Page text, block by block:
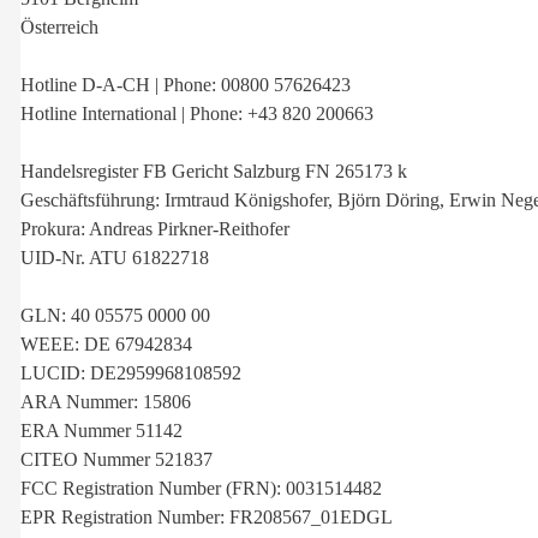
Österreich
Hotline D-A-CH | Phone: 00800 57626423
Hotline International | Phone: +43 820 200663
Handelsregister FB Gericht Salzburg FN 265173 k
Geschäftsführung: Irmtraud Königshofer, Björn Döring, Erwin
Prokura: Andreas Pirkner-Reithofer
UID-Nr. ATU 61822718
GLN: 40 05575 0000 00
WEEE: DE 67942834
LUCID: DE2959968108592
ARA Nummer: 15806
ERA Nummer 51142
CITEO Nummer 521837
FCC Registration Number (FRN): 0031514482
EPR Registration Number: FR208567_01EDGL